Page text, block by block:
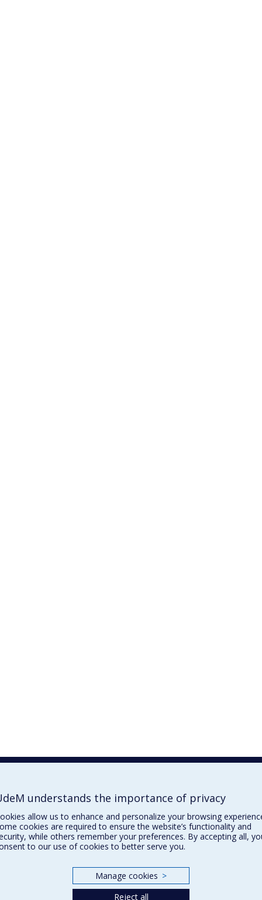
understands the importance of privacy
allow us to enhance and personalize your browsing
cookies are required to ensure the website’s functionality and
while others remember your preferences. By accepting all,
to our use of cookies to better serve you.
Manage cookies >
Reject all